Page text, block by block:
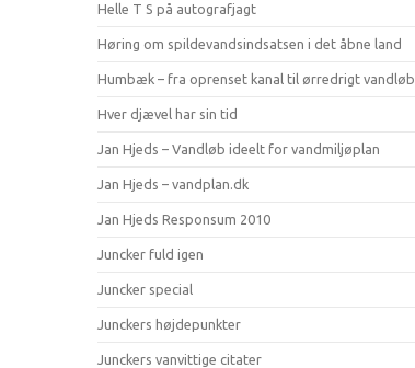
Helle T S på autografjagt
Høring om spildevandsindsatsen i det åbne land
Humbæk – fra oprenset kanal til ørredrigt vandløb
Hver djævel har sin tid
Jan Hjeds – Vandløb ideelt for vandmiljøplan
Jan Hjeds – vandplan.dk
Jan Hjeds Responsum 2010
Juncker fuld igen
Juncker special
Junckers højdepunkter
Junckers vanvittige citater